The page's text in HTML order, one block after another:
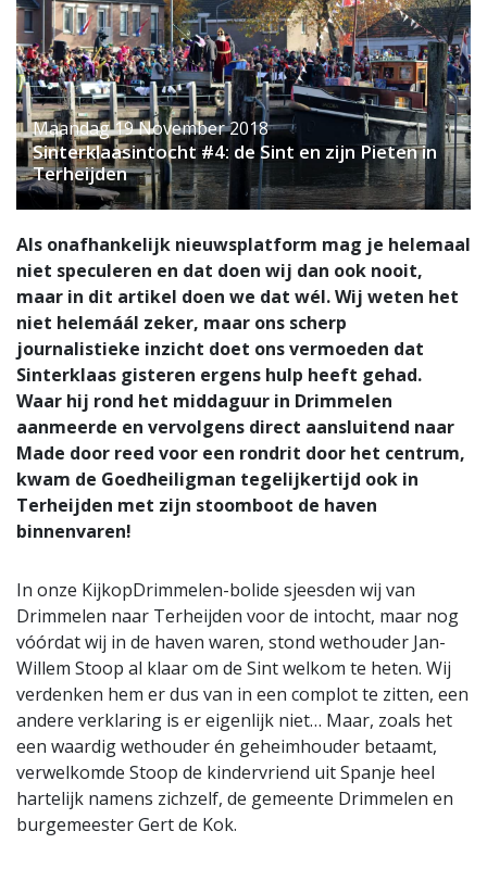
Maandag 19 November 2018
Sinterklaasintocht #4: de Sint en zijn Pieten in
Terheijden
Als onafhankelijk nieuwsplatform mag je helemaal
niet speculeren en dat doen wij dan ook nooit,
maar in dit artikel doen we dat wél. Wij weten het
niet helemáál zeker, maar ons scherp
journalistieke inzicht doet ons vermoeden dat
Sinterklaas gisteren ergens hulp heeft gehad.
Waar hij rond het middaguur in Drimmelen
aanmeerde en vervolgens direct aansluitend naar
Made door reed voor een rondrit door het centrum,
kwam de Goedheiligman tegelijkertijd ook in
Terheijden met zijn stoomboot de haven
binnenvaren!
In onze KijkopDrimmelen-bolide sjeesden wij van
Drimmelen naar Terheijden voor de intocht, maar nog
vóórdat wij in de haven waren, stond wethouder Jan-
Willem Stoop al klaar om de Sint welkom te heten. Wij
verdenken hem er dus van in een complot te zitten, een
andere verklaring is er eigenlijk niet… Maar, zoals het
een waardig wethouder én geheimhouder betaamt,
verwelkomde Stoop de kindervriend uit Spanje heel
hartelijk namens zichzelf, de gemeente Drimmelen en
burgemeester Gert de Kok.